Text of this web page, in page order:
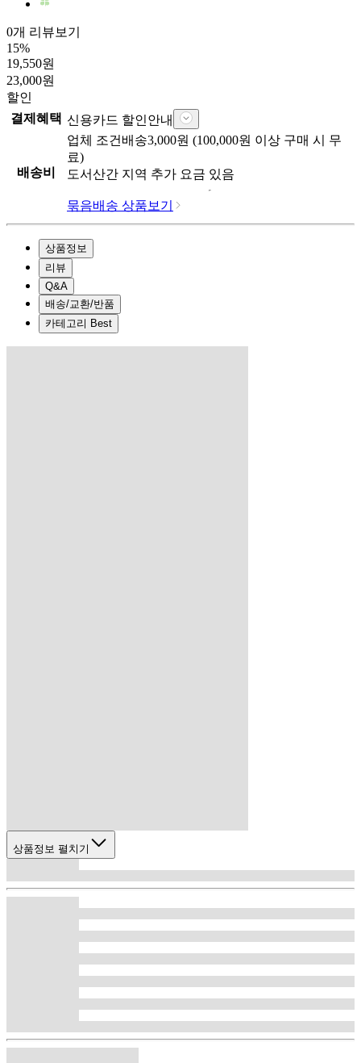
0개 리뷰보기
15%
19,550원
23,000원
할인
결제혜택 신용카드 할인안내
배송비
업체 조건배송3,000원 (100,000원 이상 구매 시 무
료)
도서산간 지역 추가 요금 있음
묶음배송 상품보기
상품정보
리뷰
Q&A
배송/교환/반품
카테고리 Best
상품정보 펼치기